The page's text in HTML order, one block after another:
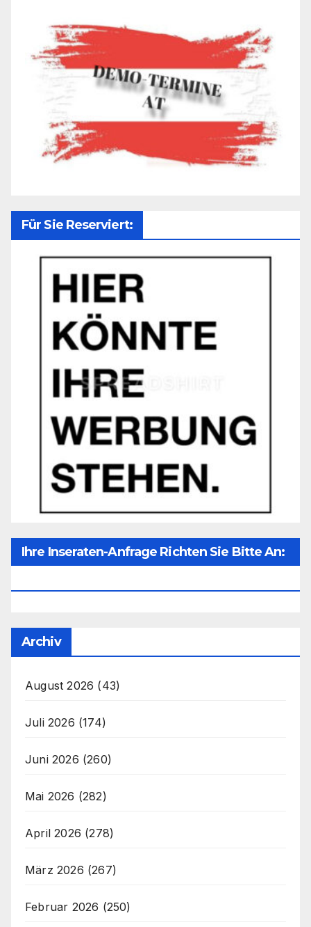
Für Sie Reserviert:
Ihre Inseraten-Anfrage Richten Sie Bitte An:
Archiv
August 2026 (43)
Juli 2026 (174)
Juni 2026 (260)
Mai 2026 (282)
April 2026 (278)
März 2026 (267)
Februar 2026 (250)